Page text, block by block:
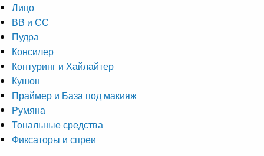
Лицо
ВВ и СС
Пудра
Консилер
Контуринг и Хайлайтер
Кушон
Праймер и База под макияж
Румяна
Тональные средства
Фиксаторы и спреи